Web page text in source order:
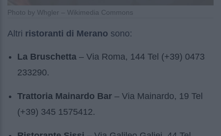
Photo by Whgler – Wikimedia Commons
Altri ristoranti di Merano sono:
La Bruschetta – Via Roma, 144 Tel (+39) 0473
233290.
Trattoria Mainardo Bar – Via Mainardo, 19 Tel
(+39) 345 1575412.